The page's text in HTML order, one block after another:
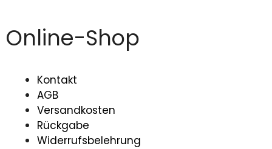
Online-Shop
Kontakt
AGB
Versandkosten
Rückgabe
Widerrufsbelehrung